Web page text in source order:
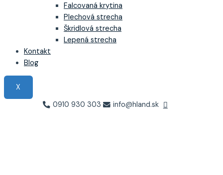
Falcovaná krytina
Plechová strecha
Škridlová strecha
Lepená strecha
Kontakt
Blog
X
0910 930 303
info@hland.sk